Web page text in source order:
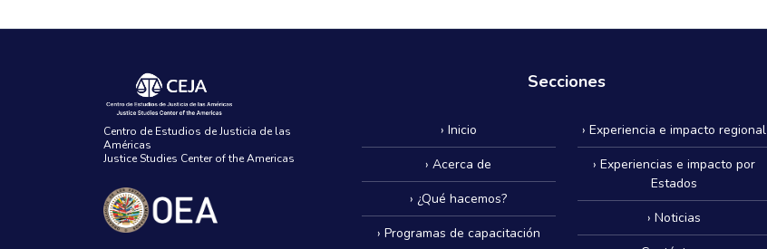
Centro de Estudios de Justicia de las
Américas
Justice Studies Center of the Americas
Secciones
› Inicio
› Acerca de
› ¿Qué hacemos?
› Programas de capacitación
› Experiencia e impacto regional
› Experiencias e impacto por
Estados
› Noticias